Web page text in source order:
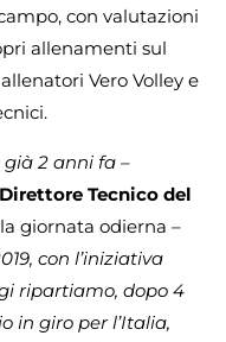
con valutazioni
allenamenti sul
Vero Volley e
già 2 anni fa –
Tecnico del
giornata odierna –
con l’iniziativa
ripartiamo, dopo 4
in giro per l’Italia,